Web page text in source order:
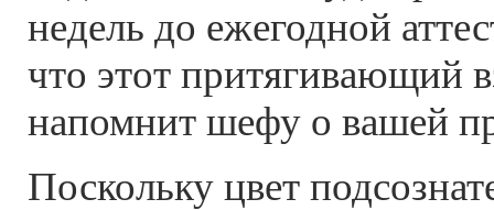
недель до ежегодной
что этот притягивающий
напомнит шефу о вашей
Поскольку цвет